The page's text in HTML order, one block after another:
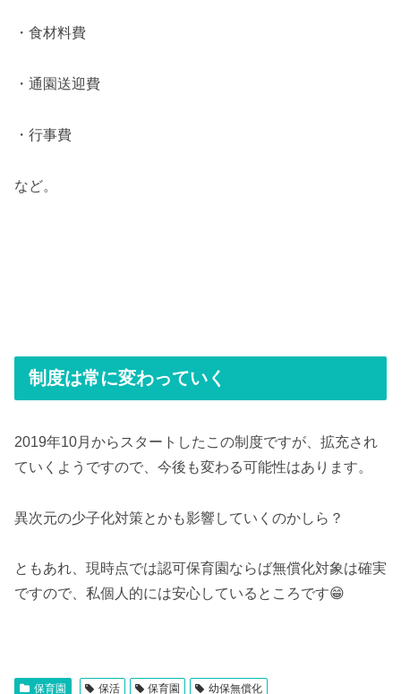
・食材料費
・通園送迎費
・行事費
など。
制度は常に変わっていく
2019年10月からスタートしたこの制度ですが、拡充され
ていくようですので、今後も変わる可能性はあります。
異次元の少子化対策とかも影響していくのかしら？
ともあれ、現時点では認可保育園ならば無償化対象は確実
ですので、私個人的には安心しているところです😁
保育園 保活 保育園 幼保無償化